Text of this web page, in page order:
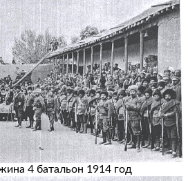
4 батальон 1914 год